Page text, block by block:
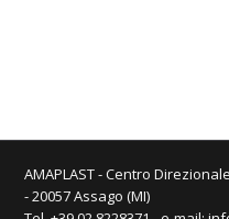
AMAPLAST - Centro
- 20057 Assago (MI)